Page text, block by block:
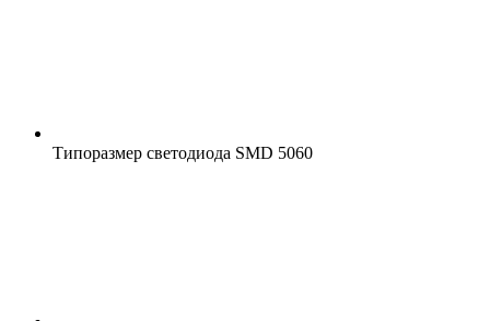
Типоразмер светодиода SMD 5060